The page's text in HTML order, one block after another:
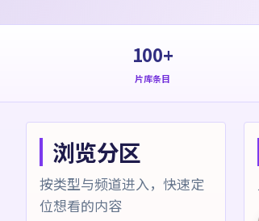
100+
片库条目
浏览分区
按类型与频道进入，快速定
位想看的内容